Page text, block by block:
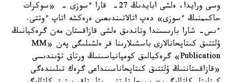
وسى ورايدا، ەلشى ابايدىڭ 27- قارا ءسوزى - «سوكرات
حاكىمنىڭ ءسوزى» دەپ اتالاتىندىعىن ەرەكشە اتاپ ءوتتى.
ءىس- شارا بارىسىندا وتاندىق ەلشى قازاقستان مەن گرەكيانىڭ
ۇلتتىق كىتاپحانالارى باسشىلارىنا قر ەلشىلىگى پەن «MM
Publication» گرەكيالىق كومپانياسىنىڭ ورتاق تۋىندىسى
«قازاقستاننىڭ ۇلتتىق كىتاپحاناسىنداعى گرەك تىلىندەگى